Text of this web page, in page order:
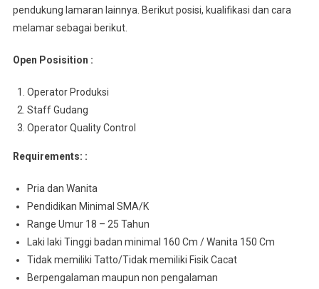
pendukung lamaran lainnya. Berikut posisi, kualifikasi dan cara
melamar sebagai berikut.
Open Posisition :
Operator Produksi
Staff Gudang
Operator Quality Control
Requirements: :
Pria dan Wanita
Pendidikan Minimal SMA/K
Range Umur 18 – 25 Tahun
Laki laki Tinggi badan minimal 160 Cm / Wanita 150 Cm
Tidak memiliki Tatto/Tidak memiliki Fisik Cacat
Berpengalaman maupun non pengalaman